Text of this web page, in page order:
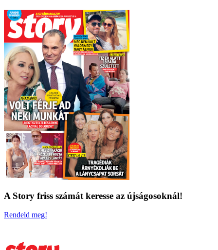
A Story friss számát keresse az újságosoknál!
Rendeld meg!